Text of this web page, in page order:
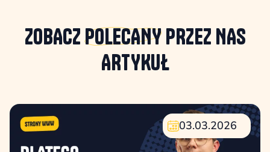
ZOBACZPOLECANYPRZEZ NAS
ARTYKUŁ
03.03.2026